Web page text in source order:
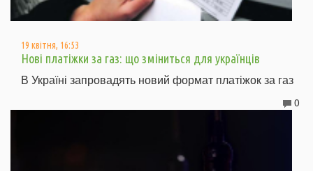
19 квітня, 16:53
Нові платіжки за газ: що зміниться для українців
В Україні запровадять новий формат платіжок за газ
0